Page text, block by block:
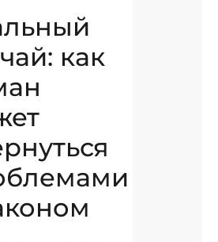
как